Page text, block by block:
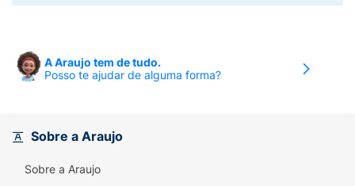
antitranspirante mais potente da NIVEA. Com
todo o dia.
- 96h de proteção
- Antitranspirante mais forte de NIVEA
A Araujo tem de tudo.
Posso te ajudar de alguma forma?
Sobre a Araujo
Sobre a Araujo